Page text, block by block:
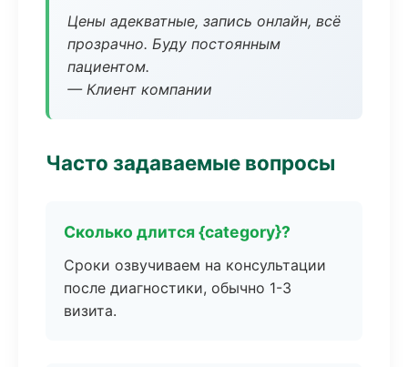
Цены адекватные, запись онлайн, всё
прозрачно. Буду постоянным
пациентом.
— Клиент компании
Часто задаваемые вопросы
Сколько длится {category}?
Сроки озвучиваем на консультации
после диагностики, обычно 1-3
визита.